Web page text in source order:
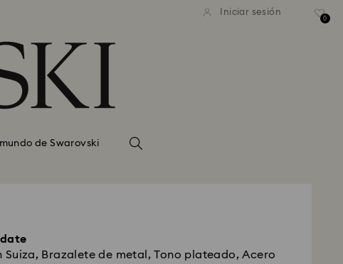
Iniciar sesión
0
de Swarovski
Suiza, Brazalete de metal, Tono plateado, Acero